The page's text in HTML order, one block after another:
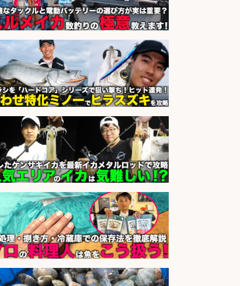
レジカウンター/夕方勤務で時給UP
お釣りの計算不要の簡単レジ1日2時
間
会社名 オーケー株式会社
sponsored by 求人ボックス
さらに求人情報を見る